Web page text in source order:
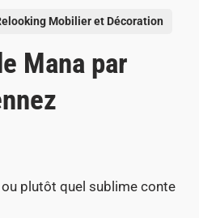
Mobilier et Décoration
Mana par
plutôt quel sublime conte